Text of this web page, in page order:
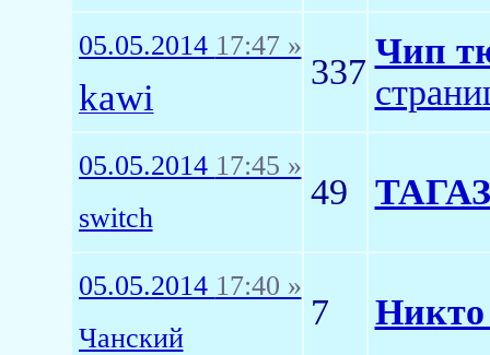
05.05.2014 17:47 »
kawi
337
Чип
05.05.2014 17:45 »
switch
49
05.05.2014 17:40 »
Чанский
7 Никто